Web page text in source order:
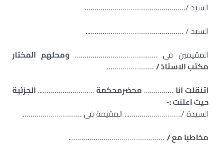
السيد /……………………………………………
السيد / …………………………………………..
المقيمين فى ……………………………………ومحلهم المختار
مكتب الاستاذ /……………………
اتنقلت انا …………… محضرمحكمة……………………….. الجزئية
حيث اعلنت :-
السيدة /……………………….. المقيمة فى …………………………
مخاطبا مع /………………………………………….